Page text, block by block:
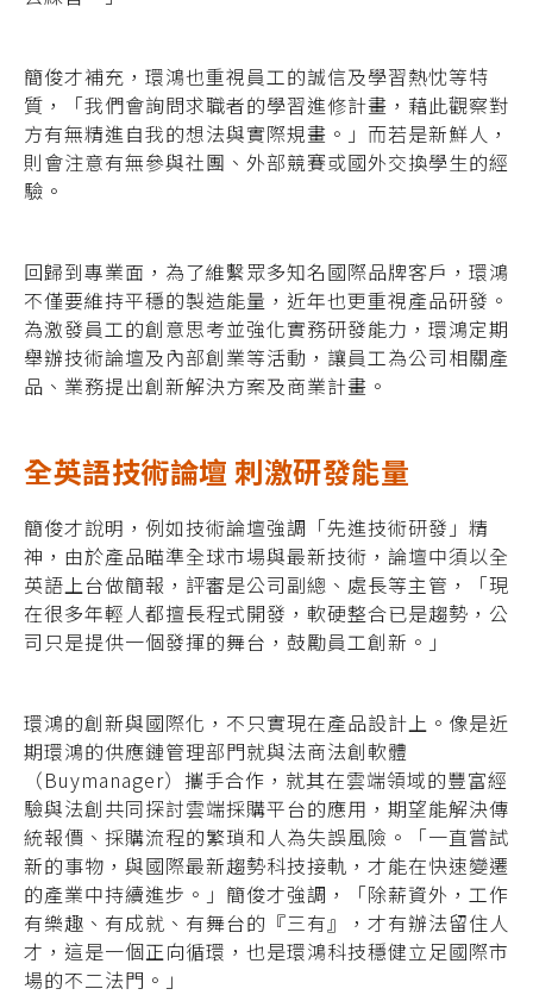
簡俊才補充，環鴻也重視員工的誠信及學習熱忱等特
質，「我們會詢問求職者的學習進修計畫，藉此觀察對
方有無精進自我的想法與實際規畫。」而若是新鮮人，
則會注意有無參與社團、外部競賽或國外交換學生的經
驗。
回歸到專業面，為了維繫眾多知名國際品牌客戶，環鴻
不僅要維持平穩的製造能量，近年也更重視產品研發。
為激發員工的創意思考並強化實務研發能力，環鴻定期
舉辦技術論壇及內部創業等活動，讓員工為公司相關產
品、業務提出創新解決方案及商業計畫。
全英語技術論壇 刺激研發能量
簡俊才說明，例如技術論壇強調「先進技術研發」精
神，由於產品瞄準全球市場與最新技術，論壇中須以全
英語上台做簡報，評審是公司副總、處長等主管，「現
在很多年輕人都擅長程式開發，軟硬整合已是趨勢，公
司只是提供一個發揮的舞台，鼓勵員工創新。」
環鴻的創新與國際化，不只實現在產品設計上。像是近
期環鴻的供應鏈管理部門就與法商法創軟體
（Buymanager）攜手合作，就其在雲端領域的豐富經
驗與法創共同探討雲端採購平台的應用，期望能解決傳
統報價、採購流程的繁瑣和人為失誤風險。「一直嘗試
新的事物，與國際最新趨勢科技接軌，才能在快速變遷
的產業中持續進步。」簡俊才強調，「除薪資外，工作
有樂趣、有成就、有舞台的『三有』，才有辦法留住人
才，這是一個正向循環，也是環鴻科技穩健立足國際市
場的不二法門。」